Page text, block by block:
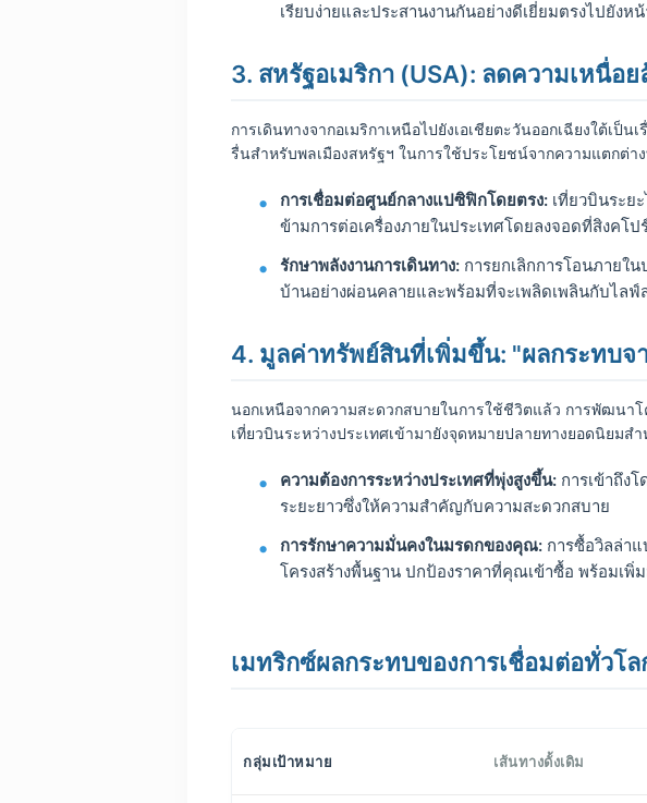
เรียบง่ายและประสานงานกันอย่างดีเยี่ยมตรงไปยัง
3. สหรัฐอเมริกา (USA): ลดความเหนื่อย
การเดินทางจากอเมริกาเหนือไปยังเอเชียตะวันออกเฉียงใต้เป็
รื่นสำหรับพลเมืองสหรัฐฯ ในการใช้ประโยชน์จากความแตกต่า
การเชื่อมต่อศูนย์กลางแปซิฟิกโดยตรง: เที่ยวบินระย
ข้ามการต่อเครื่องภายในประเทศโดยลงจอดที่สิงค
รักษาพลังงานการเดินทาง: การยกเลิกการโอนภายใ
บ้านอย่างผ่อนคลายและพร้อมที่จะเพลิดเพลินกับไล
4. มูลค่าทรัพย์สินที่เพิ่มขึ้น: "ผลกระทบ
นอกเหนือจากความสะดวกสบายในการใช้ชีวิตแล้ว การพัฒนา
เที่ยวบินระหว่างประเทศเข้ามายังจุดหมายปลายทางยอดนิยม
ความต้องการระหว่างประเทศที่พุ่งสูงขึ้น: การเข้าถึง
ระยะยาวซึ่งให้ความสำคัญกับความสะดวกสบาย
การรักษาความมั่นคงในมรดกของคุณ: การซื้อวิลล่า
โครงสร้างพื้นฐาน ปกป้องราคาที่คุณเข้าซื้อ พร้อมเพิ่
เมทริกซ์ผลกระทบของการเชื่อมต่อทั่วโล
กลุ่มเป้าหมาย เส้นทางดั้งเดิม